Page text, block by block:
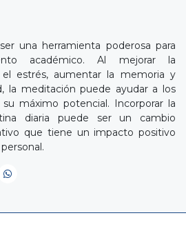
una herramienta poderosa para
académico. Al mejorar la
el estrés, aumentar la memoria y
la meditación puede ayudar a los
máximo potencial. Incorporar la
diaria puede ser un cambio
que tiene un impacto positivo